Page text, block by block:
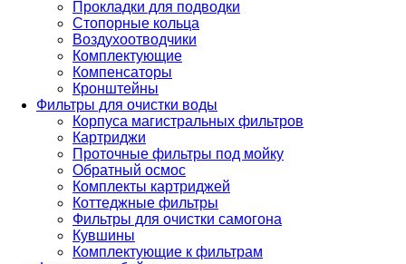
Прокладки для подводки
Стопорные кольца
Воздухоотводчики
Комплектующие
Компенсаторы
Кронштейны
Фильтры для очистки воды
Корпуса магистральных фильтров
Картриджи
Проточные фильтры под мойку
Обратный осмос
Комплекты картриджей
Коттеджные фильтры
Фильтры для очистки самогона
Кувшины
Комплектующие к фильтрам